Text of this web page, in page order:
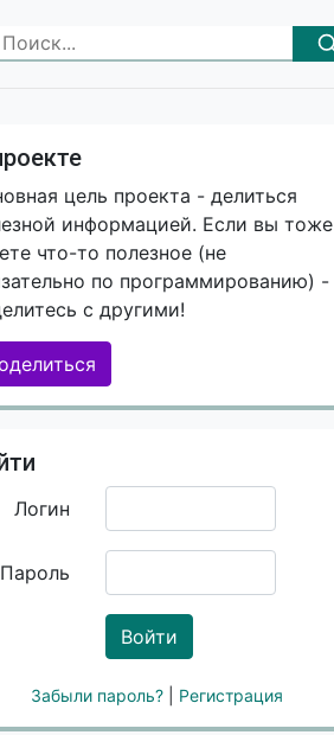
цель проекта - делиться
информацией. Если вы тоже
что-то полезное (не
по программированию) -
с другими!
Логин
Пароль
Войти
Забыли пароль? Регистрация